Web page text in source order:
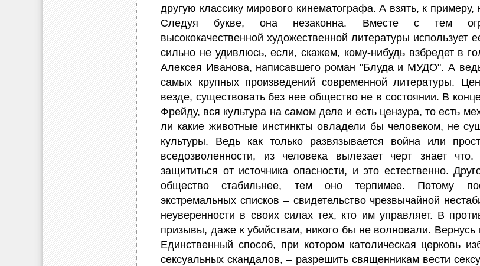
другую классику мирового кинематографа. А взять, к примеру,
Следуя букве, она незаконна. Вместе с тем
высококачественной художественной литературы использует
сильно не удивлюсь, если, скажем, кому-нибудь взбредет в
Алексея Иванова, написавшего роман "Блуда и МУДО". А
самых крупных произведений современной литературы.
везде, существовать без нее общество не в состоянии. В
Фрейду, вся культура на самом деле и есть цензура, то есть
ли какие животные инстинкты овладели бы человеком, не
культуры. Ведь как только развязывается война или
вседозволенности, из человека вылезает черт знает
защититься от источника опасности, и это естественно.
общество стабильнее, тем оно терпимее. Потому
экстремальных списков – свидетельство чрезвычайной
неуверенности в своих силах тех, кто им управляет. В
призывы, даже к убийствам, никого бы не волновали. Вернусь
Единственный способ, при котором католическая церковь
сексуальных скандалов, – разрешить священникам вести